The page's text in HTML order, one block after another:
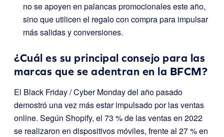
no se apoyen en palancas promocionales este año,
sino que utilicen el regalo con compra para impulsar
más salidas y conversiones.
¿Cuál es su principal consejo para las
marcas que se adentran en la BFCM?
El Black Friday / Cyber Monday del año pasado
demostró una vez más estar impulsado por las ventas
online. Según Shopify, el 73 % de las ventas en 2022
se realizaron en dispositivos móviles, frente al 27 % en